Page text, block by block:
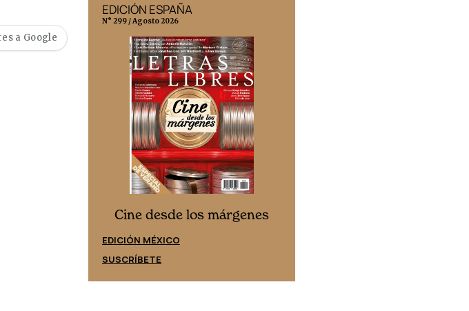
a Google
EDICIÓN ESPAÑA
N° 299 / Agosto 2026
Cine desde los márgenes
EDICIÓN MÉXICO
SUSCRÍBETE